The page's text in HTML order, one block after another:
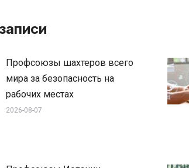
Профсоюзы шахтеров всего
мира за безопасность на
рабочих местах
2026-08-07